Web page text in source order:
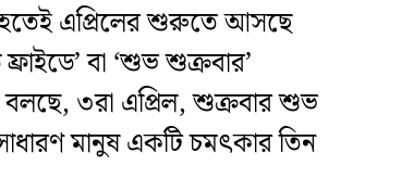
এপ্রিলের শুরুতে আসছে
ফ্রাইডে’ বা ‘শুভ শুক্রবার’
বলছে, ৩রা এপ্রিল, শুক্রবার শুভ
মানুষ একটি চমৎকার তিন